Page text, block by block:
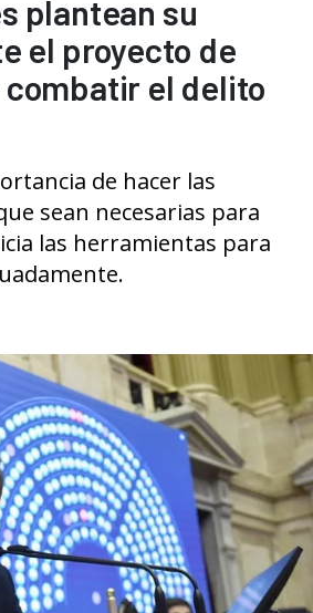
plantean su
el proyecto de
combatir el delito
de hacer las
sean necesarias para
las herramientas para